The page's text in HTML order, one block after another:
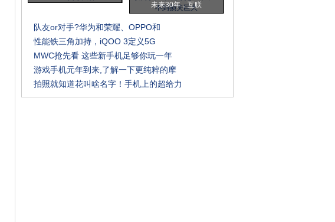
未来30年，互联
队友or对手?华为和荣耀、OPPO和
性能铁三角加持，iQOO 3定义5G
MWC抢先看 这些新手机足够你玩一年
游戏手机元年到来,了解一下更纯粹的摩
拍照就知道花叫啥名字！手机上的超给力